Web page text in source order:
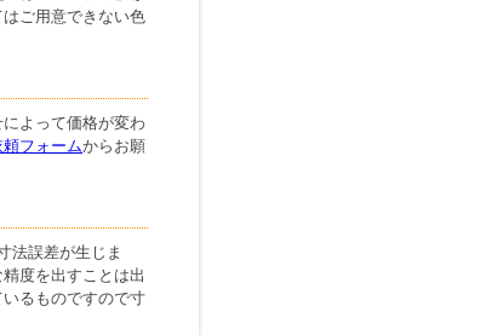
ご用意できない色
よって価格が変わ
フォームからお願
法誤差が生じま
度を出すことは出
るものですので寸